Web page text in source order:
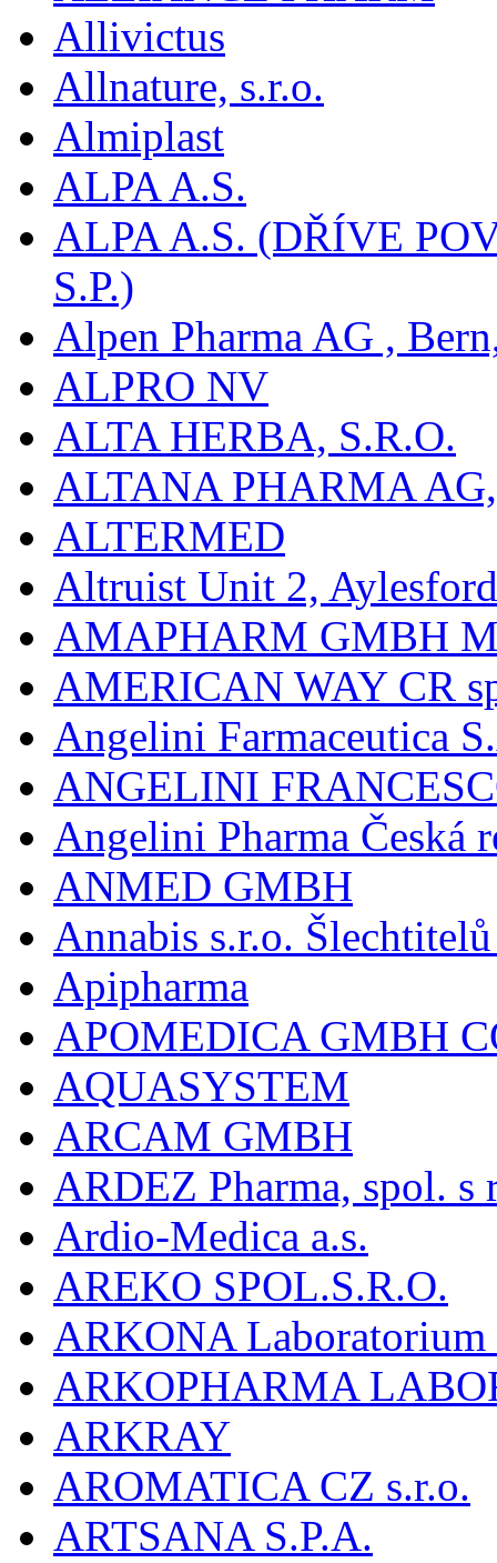
Allivictus
Allnature, s.r.o.
Almiplast
ALPA A.S.
ALPA A.S. (DŘÍVE
S.P.)
Alpen Pharma AG ,
ALPRO NV
ALTA HERBA, S.R.O.
ALTANA PHARMA
ALTERMED
Altruist Unit 2, Aylesford
AMAPHARM GMBH
AMERICAN WAY CR
Angelini Farmaceutica
ANGELINI
Angelini Pharma Česká
ANMED GMBH
Annabis s.r.o.
Apipharma
APOMEDICA GMBH
AQUASYSTEM
ARCAM GMBH
ARDEZ Pharma, spol. s
Ardio-Medica a.s.
AREKO SPOL.S.R.O.
ARKONA
ARKOPHARMA
ARKRAY
AROMATICA CZ s.r.o.
ARTSANA S.P.A.